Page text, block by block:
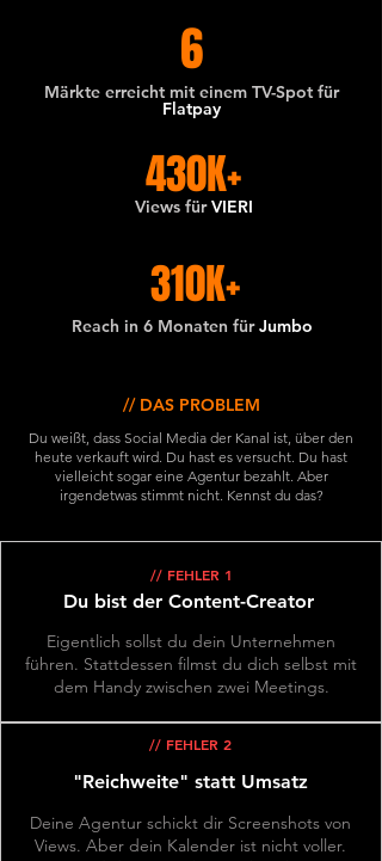
6
Märkte erreicht mit einem TV-Spot für
Flatpay
430K+
Views für VIERI
310K+
Reach in 6 Monaten ​für Jumbo
// DAS PROBLEM
Du weißt, dass Social Media der Kanal ist, über den
heute verkauft wird. Du hast es versucht. Du hast
vielleicht sogar eine Agentur bezahlt. Aber
irgendetwas stimmt nicht. Kennst du das?
// FEHLER 1
Du bist der Content-Creator
Eigentlich sollst du dein Unternehmen
führen. Stattdessen filmst du dich selbst mit
dem Handy zwischen zwei Meetings.
// FEHLER 2
"Reichweite" statt Umsatz
Deine Agentur schickt dir Screenshots von
Views. Aber dein Kalender ist nicht voller.